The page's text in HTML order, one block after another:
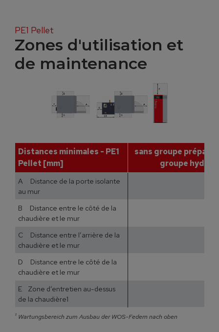
PE1 Pellet
Zones d'utilisation et
de maintenance
Distances minimales - PE1
Pellet [mm]
sans groupe prépa-
groupe
A Distance de la porte isolante
au mur
B Distance entre le côté de la
chaudière et le mur
C Distance entre l’arrière de la
chaudière et le mur
D Distance entre le côté de la
chaudière et le mur
E Zone d‘entretien au-dessus
de la chaudière1
¹ Wartungsbereich zum Ausbau der WOS-Federn nach oben